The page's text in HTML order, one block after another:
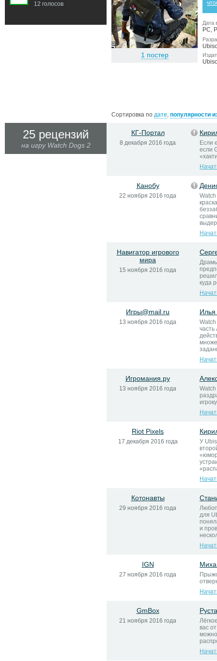
12 голосов
1 постер
Дата
PC,
Сортировка по дате, популярности
25 рецензий
на игру Watch Dogs 2
КГ-Портал
8 декабря 2016 года
Если
если
Канобу
22 ноября 2016 года
Навигатор игрового
мира
15 ноября 2016 года
куда
Игры@mail.ru
13 ноября 2016 года
Илья
Watch
Игромания.ру
13 ноября 2016 года
Riot Pixels
17 декабря 2016 года
У
Котонавты
29 ноября 2016 года
для
и
IGN
27 ноября 2016 года
GmBox
21 ноября 2016 года
вас